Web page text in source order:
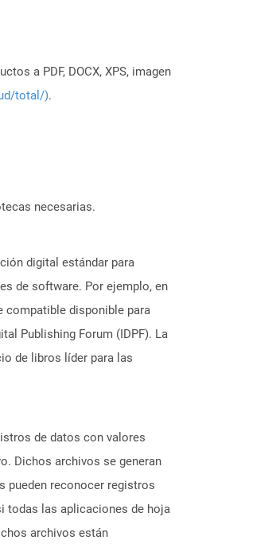
a PDF, DOCX, XPS, imagen
total/).
necesarias.
digital estándar para
de software. Por ejemplo, en
compatible disponible para
Publishing Forum (IDPF). La
de libros líder para las
de datos con valores
Dichos archivos se generan
pueden reconocer registros
todas las aplicaciones de hoja
archivos están